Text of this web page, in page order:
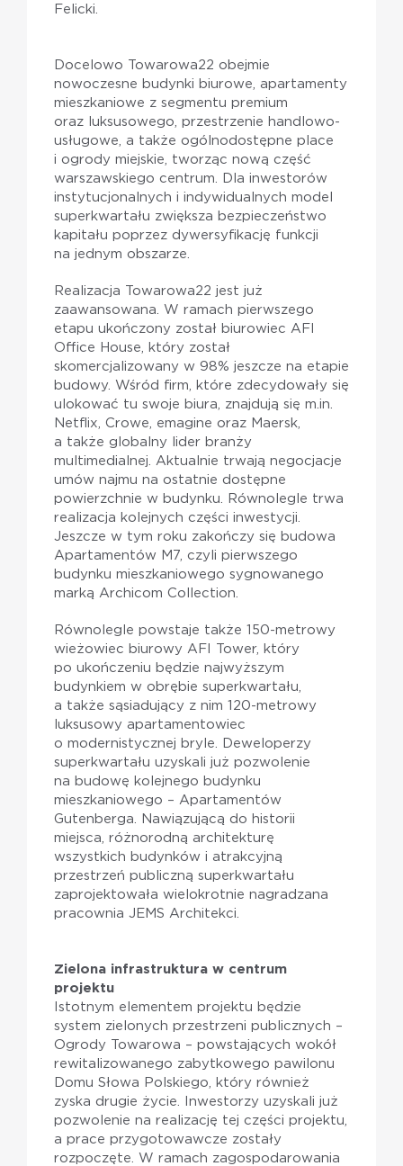
Felicki.
Docelowo Towarowa22 obejmie
nowoczesne budynki biurowe, apartamenty
mieszkaniowe z segmentu premium
oraz luksusowego, przestrzenie handlowo-
usługowe, a także ogólnodostępne place
i ogrody miejskie, tworząc nową część
warszawskiego centrum. Dla inwestorów
instytucjonalnych i indywidualnych model
superkwartału zwiększa bezpieczeństwo
kapitału poprzez dywersyfikację funkcji
na jednym obszarze.
Realizacja Towarowa22 jest już
zaawansowana. W ramach pierwszego
etapu ukończony został biurowiec AFI
Office House, który został
skomercjalizowany w 98% jeszcze na etapie
budowy. Wśród firm, które zdecydowały się
ulokować tu swoje biura, znajdują się m.in.
Netflix, Crowe, emagine oraz Maersk,
a także globalny lider branży
multimedialnej. Aktualnie trwają negocjacje
umów najmu na ostatnie dostępne
powierzchnie w budynku. Równolegle trwa
realizacja kolejnych części inwestycji.
Jeszcze w tym roku zakończy się budowa
Apartamentów M7, czyli pierwszego
budynku mieszkaniowego sygnowanego
marką Archicom Collection.
Równolegle powstaje także 150-metrowy
wieżowiec biurowy AFI Tower, który
po ukończeniu będzie najwyższym
budynkiem w obrębie superkwartału,
a także sąsiadujący z nim 120-metrowy
luksusowy apartamentowiec
o modernistycznej bryle. Deweloperzy
superkwartału uzyskali już pozwolenie
na budowę kolejnego budynku
mieszkaniowego – Apartamentów
Gutenberga. Nawiązującą do historii
miejsca, różnorodną architekturę
wszystkich budynków i atrakcyjną
przestrzeń publiczną superkwartału
zaprojektowała wielokrotnie nagradzana
pracownia JEMS Architekci.
Zielona infrastruktura w centrum
projektu
Istotnym elementem projektu będzie
system zielonych przestrzeni publicznych –
Ogrody Towarowa – powstających wokół
rewitalizowanego zabytkowego pawilonu
Domu Słowa Polskiego, który również
zyska drugie życie. Inwestorzy uzyskali już
pozwolenie na realizację tej części projektu,
a prace przygotowawcze zostały
rozpoczęte. W ramach zagospodarowania